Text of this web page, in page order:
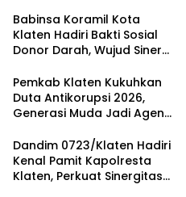
Babinsa Koramil Kota
Klaten Hadiri Bakti Sosial
Donor Darah, Wujud Sinergi
Ketersediaan Stok Darah
Pemkab Klaten Kukuhkan
Duta Antikorupsi 2026,
Generasi Muda Jadi Agen
Dandim 0723/Klaten Hadiri
Kenal Pamit Kapolresta
Klaten, Perkuat Sinergitas